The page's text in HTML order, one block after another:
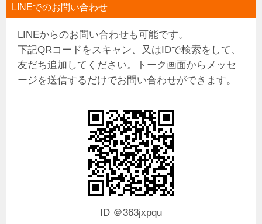
LINEでのお問い合わせ
LINEからのお問い合わせも可能です。
下記QRコードをスキャン、又はIDで検索をして、
友だち追加してください。トーク画面からメッセ
ージを送信するだけでお問い合わせができます。
ID ＠363jxpqu